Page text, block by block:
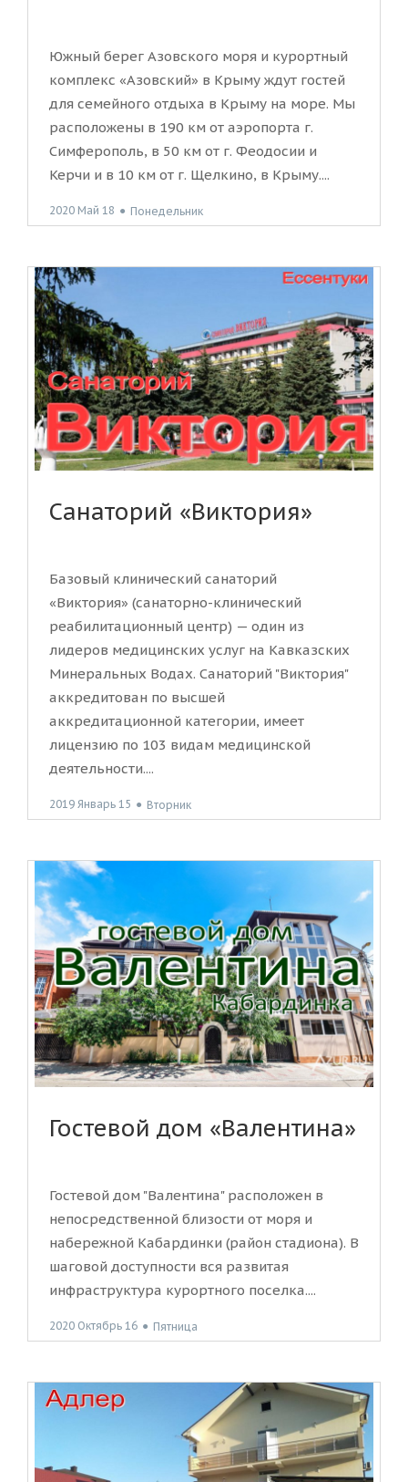
Южный берег Азовского моря и курортный
комплекс «Азовский» в Крыму ждут гостей
для семейного отдыха в Крыму на море. Мы
расположены в 190 км от аэропорта г.
Симферополь, в 50 км от г. Феодосии и
Керчи и в 10 км от г. Щелкино, в Крыму....
2020 Май 18 ● Понедельник
Санаторий «Виктория»
Базовый клинический санаторий
«Виктория» (санаторно-клинический
реабилитационный центр) — один из
лидеров медицинских услуг на Кавказских
Минеральных Водах. Санаторий "Виктория"
аккредитован по высшей
аккредитационной категории, имеет
лицензию по 103 видам медицинской
деятельности....
2019 Январь 15 ● Вторник
Гостевой дом «Валентина»
Гостевой дом "Валентина" расположен в
непосредственной близости от моря и
набережной Кабардинки (район стадиона). В
шаговой доступности вся развитая
инфраструктура курортного поселка....
2020 Октябрь 16 ● Пятница